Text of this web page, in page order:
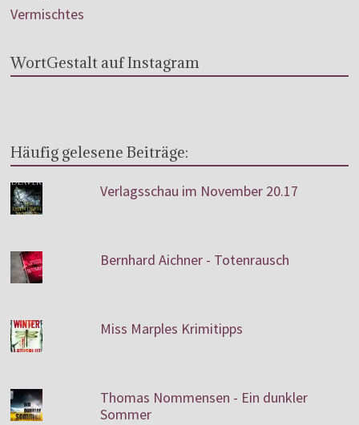
Vermischtes
WortGestalt auf Instagram
Häufig gelesene Beiträge:
Verlagsschau im November 20.17
Bernhard Aichner - Totenrausch
Miss Marples Krimitipps
Thomas Nommensen - Ein dunkler
Sommer